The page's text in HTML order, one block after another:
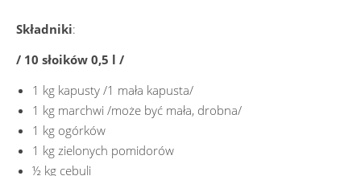
Składniki:
/ 10 słoików 0,5 l /
1 kg kapusty /1 mała kapusta/
1 kg marchwi /może być mała, drobna/
1 kg ogórków
1 kg zielonych pomidorów
½ kg cebuli